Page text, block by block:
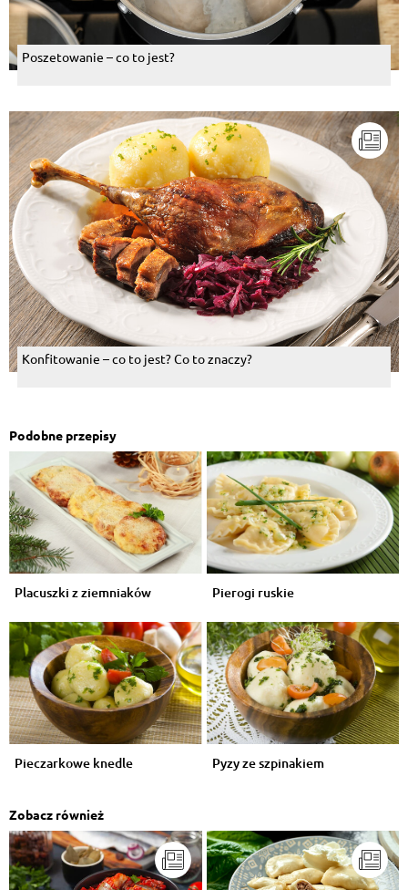
Poszetowanie – co to jest?
Konfitowanie – co to jest? Co to znaczy?
Podobne przepisy
Placuszki z ziemniaków Pierogi ruskie
Pieczarkowe knedle Pyzy ze szpinakiem
Zobacz również